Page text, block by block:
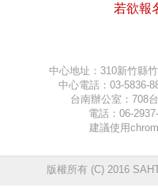
若欲報
中心地址：310新竹縣
中心電話：03-5836-
台南辦公室：708
電話：06-
建議使用
版權所有 (C) 2016